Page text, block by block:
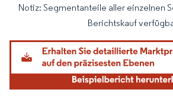
Bild © Mordor Intelligence. Wiederverwendung
Notiz: Segmentanteile aller einzelnen
Berichtskauf